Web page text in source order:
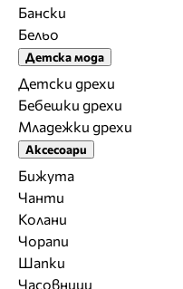
Бански
Бельо
Детска мода
Детски дрехи
Бебешки дрехи
Младежки дрехи
Аксесоари
Бижута
Чанти
Колани
Чорапи
Шапки
Часовници